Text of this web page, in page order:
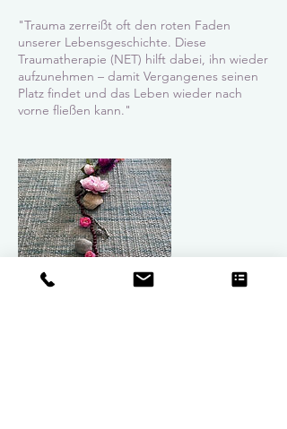
"Trauma zerreißt oft den roten Faden
unserer Lebensgeschichte. Diese
Traumatherapie (NET) hilft dabei, ihn wieder
aufzunehmen – damit Vergangenes seinen
Platz findet und das Leben wieder nach